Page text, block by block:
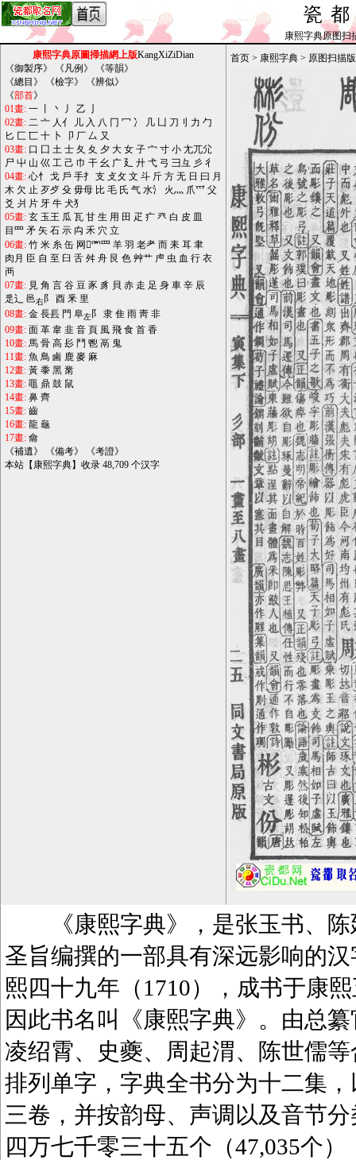
瓷
康熙字典原图扫
康熙字典原圖掃描網上版KangXiZiDian
《御製序》 《凡例 》 《等韻》
《總目 》 《檢字》 《辨似》
《部首》
01畫: 一 丶 丿 乙
02畫: 二 亠 人亻 儿 入 八 冂 冖 冫 几 凵 刀刂 力 勹
匕 匚 匸 十 卜 卩 厂 厶 又
03畫: 口 囗 土 士 夂 夊 夕 大 女 子 宀 寸 小 尢兀尣
尸 屮 山 巛 工 己 巾 干 幺 广 廴 廾 弋 弓 彐彑 彡 彳
04畫: 心忄 戈 戶 手扌 支 攴攵 文 斗 斤 方 无 日 曰 月
木 欠 止 歹歺 殳 毋母 比 毛 氏 气 水氵 火灬 爪爫 父
爻 爿 片 牙 牛 犬犭
05畫: 玄 玉王 瓜 瓦 甘 生 用 田 疋 疒 癶 白 皮 皿
目罒 矛 矢 石 示 禸 禾 穴 立
06畫: 竹 米 糸 缶 网罓罒 羊 羽 老耂 而 耒 耳 聿
肉月 臣 自 至 臼 舌 舛 舟 艮 色 艸艹 虍 虫 血 行 衣
襾
07畫: 見 角 言 谷 豆 豕 豸 貝 赤 走 足 身 車 辛 辰
辵辶
邑右阝 酉 釆 里
08畫: 金 長镸 門 阜左阝 隶 隹 雨 靑 非
09畫: 面 革 韋 韭 音 頁 風 飛 食 首 香
10畫: 馬 骨 高 髟 鬥 鬯 鬲 鬼
11畫: 魚 鳥 鹵 鹿 麥 麻
12畫: 黃 黍 黑 黹
13畫: 黽 鼎 鼓 鼠
14畫: 鼻 齊
15畫: 齒
16畫: 龍 龜
17畫: 龠
《補遺》 《備考》 《考證》
本站【康熙字典】收录 48,709 个汉字
首页 > 康熙字典 > 原图扫描版
《康熙字典》，是张玉书、陈
圣旨编撰的一部具有深远影响的
熙四十九年（1710），成书于康
因此书名叫《康熙字典》。由总
凌绍霄、史夔、周起渭、陈世儒
排列单字，字典全书分为十二集
三卷，并按韵母、声调以及音节
四万七千零三十五个（47,035个